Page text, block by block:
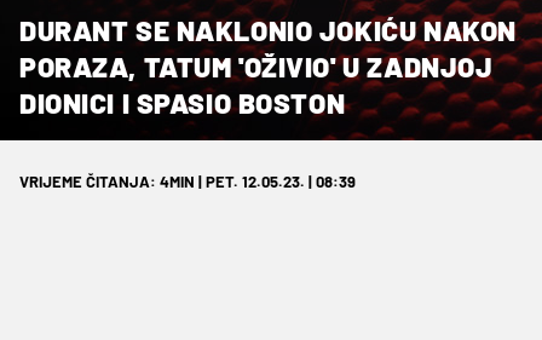
DURANT SE NAKLONIO JOKIĆU NAKON
PORAZA, TATUM 'OŽIVIO' U ZADNJOJ
DIONICI I SPASIO BOSTON
VRIJEME ČITANJA: 4MIN | PET. 12.05.23. | 08:39